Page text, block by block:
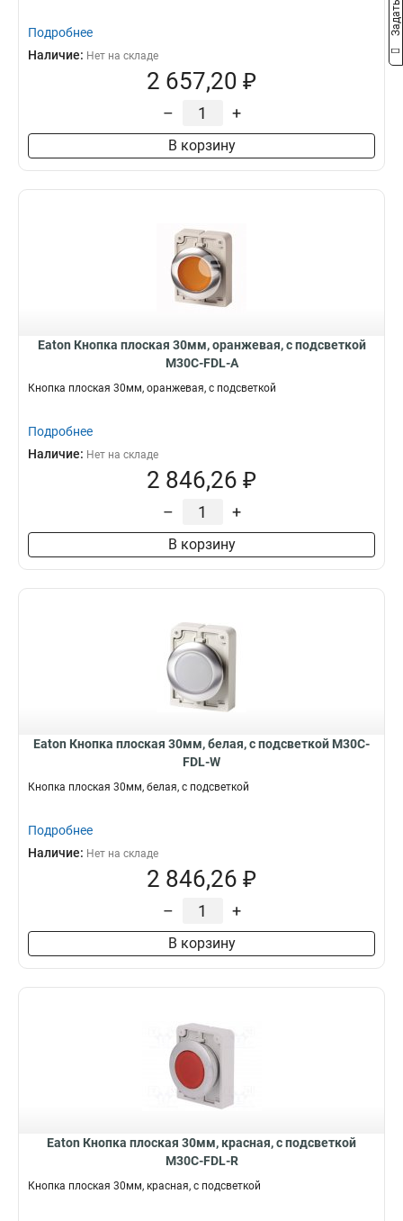
Подробнее
Наличие: Нет на складе
2 657,20 ₽
– +
В корзину
Eaton Кнопка плоская 30мм, оранжевая, с подсветкой
M30C-FDL-A
Кнопка плоская 30мм, оранжевая, с подсветкой
Подробнее
Наличие: Нет на складе
2 846,26 ₽
– +
В корзину
Eaton Кнопка плоская 30мм, белая, с подсветкой M30C-
FDL-W
Кнопка плоская 30мм, белая, с подсветкой
Подробнее
Наличие: Нет на складе
2 846,26 ₽
– +
В корзину
Eaton Кнопка плоская 30мм, красная, с подсветкой
M30C-FDL-R
Кнопка плоская 30мм, красная, с подсветкой